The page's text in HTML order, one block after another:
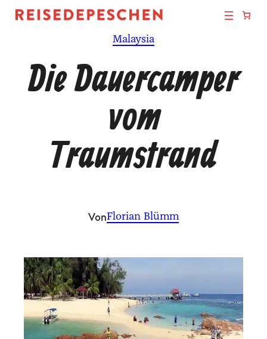
Zum
Malaysia
Die Dauercamper
vom
Traumstrand
VonFlorian Blümm